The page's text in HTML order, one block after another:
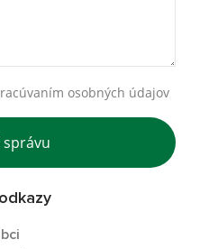
osobných údajov